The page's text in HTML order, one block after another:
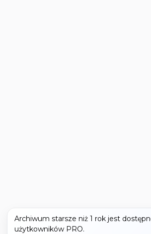
Archiwum starsze niż 1 rok jest
użytkowników PRO.